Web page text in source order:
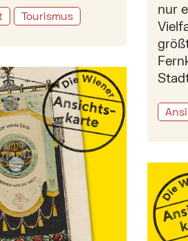
Tourismus
nur
Sammelns
Mehr